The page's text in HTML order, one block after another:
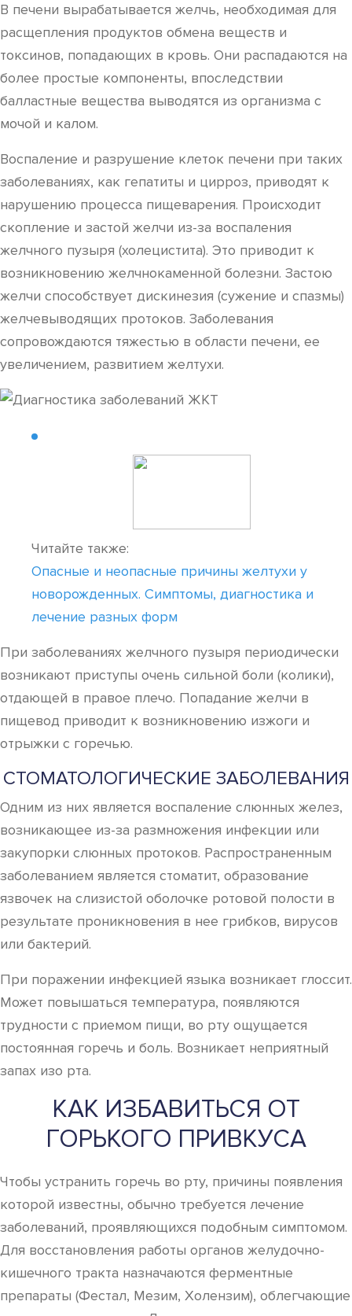
В печени вырабатывается желчь, необходимая для
расщепления продуктов обмена веществ и
токсинов, попадающих в кровь. Они распадаются на
более простые компоненты, впоследствии
балластные вещества выводятся из организма с
мочой и калом.
Воспаление и разрушение клеток печени при таких
заболеваниях, как гепатиты и цирроз, приводят к
нарушению процесса пищеварения. Происходит
скопление и застой желчи из-за воспаления
желчного пузыря (холецистита). Это приводит к
возникновению желчнокаменной болезни. Застою
желчи способствует дискинезия (сужение и спазмы)
желчевыводящих протоков. Заболевания
сопровождаются тяжестью в области печени, ее
увеличением, развитием желтухи.
Читайте также:
Опасные и неопасные причины желтухи у
новорожденных. Симптомы, диагностика и
лечение разных форм
При заболеваниях желчного пузыря периодически
возникают приступы очень сильной боли (колики),
отдающей в правое плечо. Попадание желчи в
пищевод приводит к возникновению изжоги и
отрыжки с горечью.
СТОМАТОЛОГИЧЕСКИЕ ЗАБОЛЕВАНИЯ
Одним из них является воспаление слюнных желез,
возникающее из-за размножения инфекции или
закупорки слюнных протоков. Распространенным
заболеванием является стоматит, образование
язвочек на слизистой оболочке ротовой полости в
результате проникновения в нее грибков, вирусов
или бактерий.
При поражении инфекцией языка возникает глоссит.
Может повышаться температура, появляются
трудности с приемом пищи, во рту ощущается
постоянная горечь и боль. Возникает неприятный
запах изо рта.
КАК ИЗБАВИТЬСЯ ОТ
ГОРЬКОГО ПРИВКУСА
Чтобы устранить горечь во рту, причины появления
которой известны, обычно требуется лечение
заболеваний, проявляющихся подобным симптомом.
Для восстановления работы органов желудочно-
кишечного тракта назначаются ферментные
препараты (Фестал, Мезим, Холензим), облегчающие